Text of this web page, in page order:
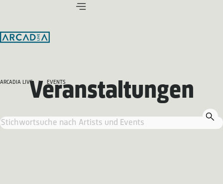
ARCADIA LIVE EVENTS
Veranstaltungen